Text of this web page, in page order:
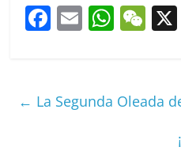
F
e
E
l
W
s
W
h
← La Segunda Oleada